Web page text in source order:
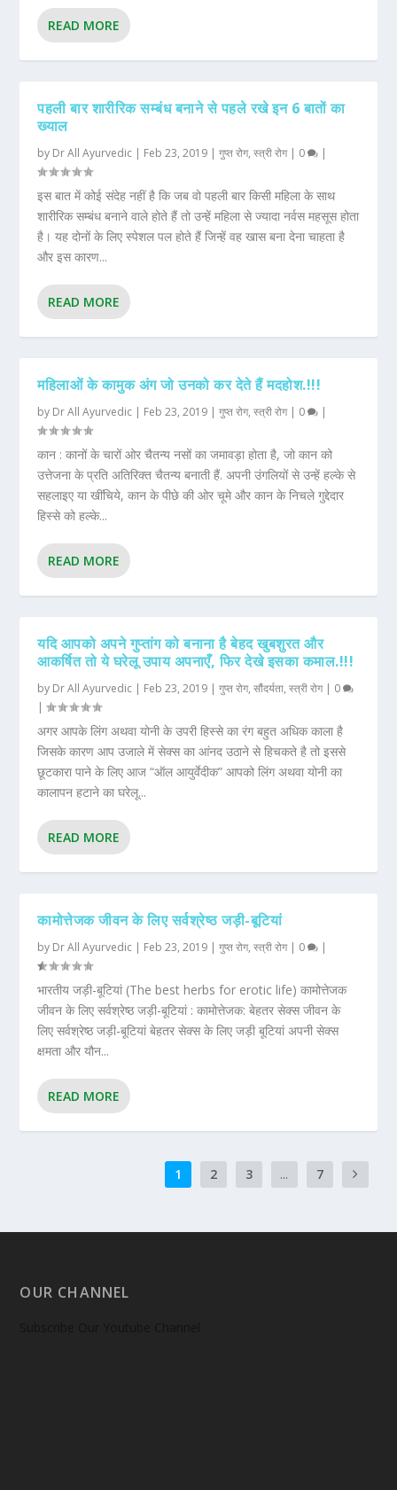
READ MORE
पहली बार शारीरिक सम्बंध बनाने से पहले रखे इन 6 बातों का
ख्याल
by Dr All Ayurvedic Feb 23, 2019 |गुप्त रोग,स्त्री रोग| 0
इस बात में कोई संदेह नहीं है कि जब वो पहली बार किसी महिला के साथ
शारीरिक सम्बंध बनाने वाले होते हैं तो उन्हें महिला से ज्यादा नर्वस महसूस होता
है। यह दोनों के लिए स्पेशल पल होते हैं जिन्हें वह खास बना देना चाहता है
और इस कारण...
READ MORE
महिलाओं के कामुक अंग जो उनको कर देते हैं मदहोश.!!!
by Dr All Ayurvedic Feb 23, 2019 |गुप्त रोग,स्त्री रोग| 0
कान : कानों के चारों ओर चैतन्य नसों का जमावड़ा होता है, जो कान को
उत्तेजना के प्रति अतिरिक्त चैतन्य बनाती हैं. अपनी उंगलियों से उन्हें हल्के से
सहलाइए या खींचिये, कान के पीछे की ओर चूमे और कान के निचले गुद्देदार
हिस्से को हल्के...
READ MORE
यदि आपको अपने गुप्तांग को बनाना है बेहद खुबशुरत और
आकर्षित तो ये घरेलू उपाय अपनाएँ, फिर देखे इसका कमाल.!!!
by Dr All Ayurvedic Feb 23, 2019 |गुप्त रोग,सौंदर्यता,स्त्री रोग| 0
|
अगर आपके लिंग अथवा योनी के उपरी हिस्से का रंग बहुत अधिक काला है
जिसके कारण आप उजाले में सेक्स का आंनद उठाने से हिचकते है तो इससे
छूटकारा पाने के लिए आज “ऑल आयुर्वेदीक” आपको लिंग अथवा योनी का
कालापन हटाने का घरेलू...
READ MORE
कामोत्तेजक जीवन के लिए सर्वश्रेष्ठ जड़ी-बूटियां
by Dr All Ayurvedic Feb 23, 2019 |गुप्त रोग,स्त्री रोग| 0
भारतीय जड़ी-बूटियां (The best herbs for erotic life) कामोत्तेजक
जीवन के लिए सर्वश्रेष्ठ जड़ी-बूटियां : कामोत्तेजक: बेहतर सेक्स जीवन के
लिए सर्वश्रेष्ठ जड़ी-बूटियां बेहतर सेक्‍स के लिए जड़ी बूटियां अपनी सेक्‍स
क्षमता और यौन...
READ MORE
1 2 3 ... 7
OUR CHANNEL